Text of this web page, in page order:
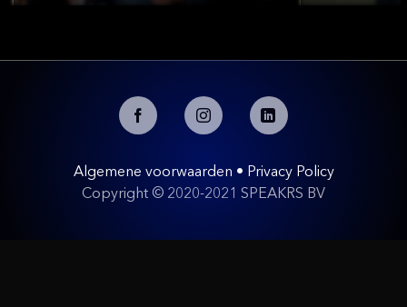
Algemene voorwaarden • Privacy Policy
Copyright © 2020-2021 SPEAKRS BV